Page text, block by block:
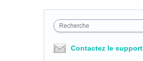
Recherche
Contactez le support